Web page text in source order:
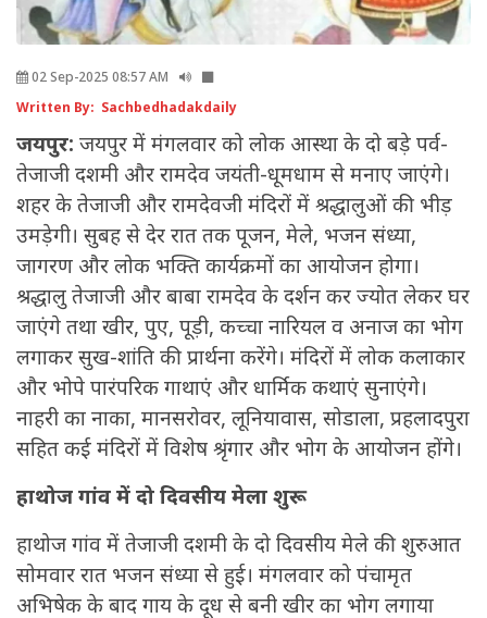
02 Sep-2025 08:57 AM
Written By: Sachbedhadakdaily
जयपुर: जयपुर में मंगलवार को लोक आस्था के दो बड़े पर्व-
तेजाजी दशमी और रामदेव जयंती-धूमधाम से मनाए जाएंगे।
शहर के तेजाजी और रामदेवजी मंदिरों में श्रद्धालुओं की भीड़
उमड़ेगी। सुबह से देर रात तक पूजन, मेले, भजन संध्या,
जागरण और लोक भक्ति कार्यक्रमों का आयोजन होगा।
श्रद्धालु तेजाजी और बाबा रामदेव के दर्शन कर ज्योत लेकर घर
जाएंगे तथा खीर, पुए, पूड़ी, कच्चा नारियल व अनाज का भोग
लगाकर सुख-शांति की प्रार्थना करेंगे। मंदिरों में लोक कलाकार
और भोपे पारंपरिक गाथाएं और धार्मिक कथाएं सुनाएंगे।
नाहरी का नाका, मानसरोवर, लूनियावास, सोडाला, प्रहलादपुरा
सहित कई मंदिरों में विशेष श्रृंगार और भोग के आयोजन होंगे।
हाथोज गांव में दो दिवसीय मेला शुरू
हाथोज गांव में तेजाजी दशमी के दो दिवसीय मेले की शुरुआत
सोमवार रात भजन संध्या से हुई। मंगलवार को पंचामृत
अभिषेक के बाद गाय के दूध से बनी खीर का भोग लगाया